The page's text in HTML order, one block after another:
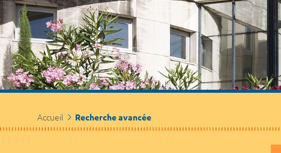
Accueil Recherche avancée